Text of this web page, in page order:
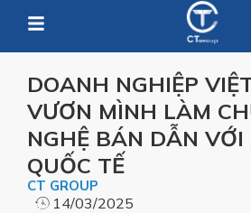
DOANH NGHIỆP
VƯƠN MÌNH LÀM
NGHỆ BÁN DẪN VỚI
QUỐC TẾ
CT GROUP
14/03/2025